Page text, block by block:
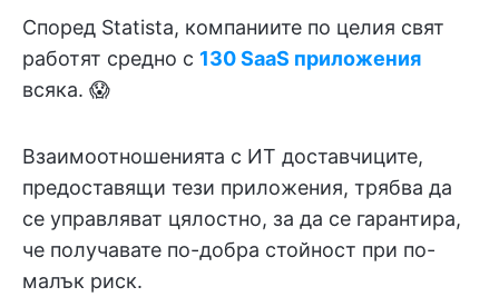
Според Statista, компаниите по целия свят
работят средно с 130 SaaS приложения
всяка. 😱
Взаимоотношенията с ИТ доставчиците,
предоставящи тези приложения, трябва да
се управляват цялостно, за да се гарантира,
че получавате по-добра стойност при по-
малък риск.